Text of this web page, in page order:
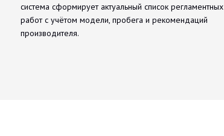
система сформирует актуальный список регламентных
работ с учётом модели, пробега и рекомендаций
производителя.